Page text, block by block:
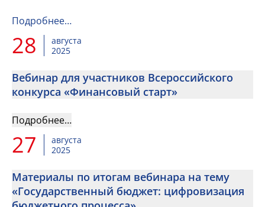
Подробнее…
28
августа
2025
Вебинар для участников Всероссийского
конкурса «Финансовый старт»
Подробнее…
27
августа
2025
Материалы по итогам вебинара на тему
«Государственный бюджет: цифровизация